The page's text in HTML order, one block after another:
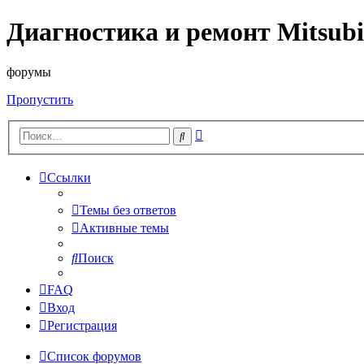
Диагностика и ремонт
форумы
Пропустить
Поиск
Ссылки
Темы без ответов
Активные темы
Поиск
FAQ
Вход
Регистрация
Список форумов